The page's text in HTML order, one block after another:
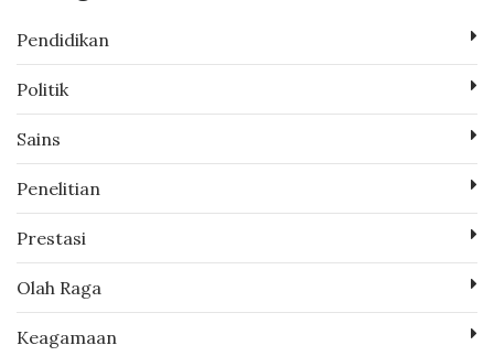
Pendidikan
Politik
Sains
Penelitian
Prestasi
Olah Raga
Keagamaan